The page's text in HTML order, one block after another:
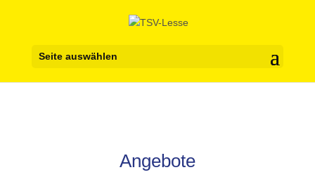
Seite auswählen
Angebote